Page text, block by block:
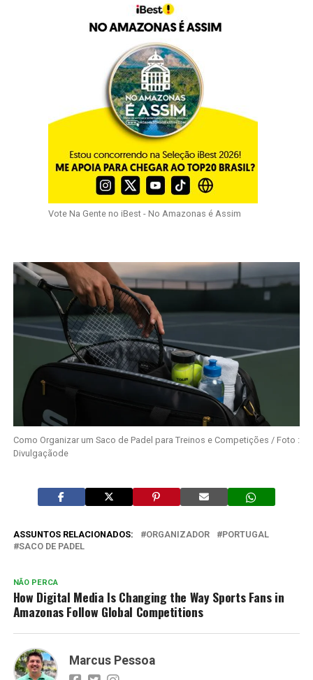
Vote Na Gente no iBest - No Amazonas é Assim
Como Organizar um Saco de Padel para Treinos e Competições / Foto :
Divulgaçãode
ASSUNTOS RELACIONADOS: ORGANIZADOR
PORTUGAL
SACO DE PADEL
NÃO PERCA
How Digital Media Is Changing the Way Sports Fans in
Amazonas Follow Global Competitions
Marcus Pessoa